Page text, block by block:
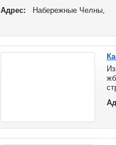
Адрес:
Набережные Челны,